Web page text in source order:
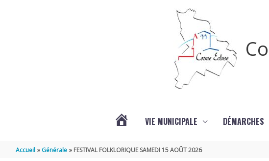
VIE MUNICIPALE DÉMARCHES
Accueil Générale FESTIVAL FOLKLORIQUE SAMEDI 15 AOÛT 2026